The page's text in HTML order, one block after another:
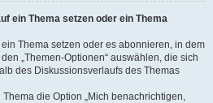
ein Thema setzen oder ein Thema
Thema setzen oder es abonnieren, in dem
„Themen-Optionen“ auswählen, die sich
des Diskussionsverlaufs des Themas
die Option „Mich benachrichtigen,